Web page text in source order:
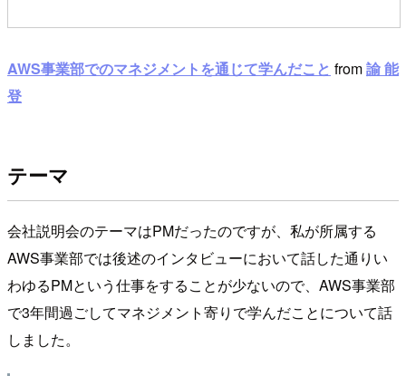
AWS事業部でのマネジメントを通じて学んだこと from諭 能
登
テーマ
会社説明会のテーマはPMだったのですが、私が所属する
AWS事業部では後述のインタビューにおいて話した通りい
わゆるPMという仕事をすることが少ないので、AWS事業部
で3年間過ごしてマネジメント寄りで学んだことについて話
しました。